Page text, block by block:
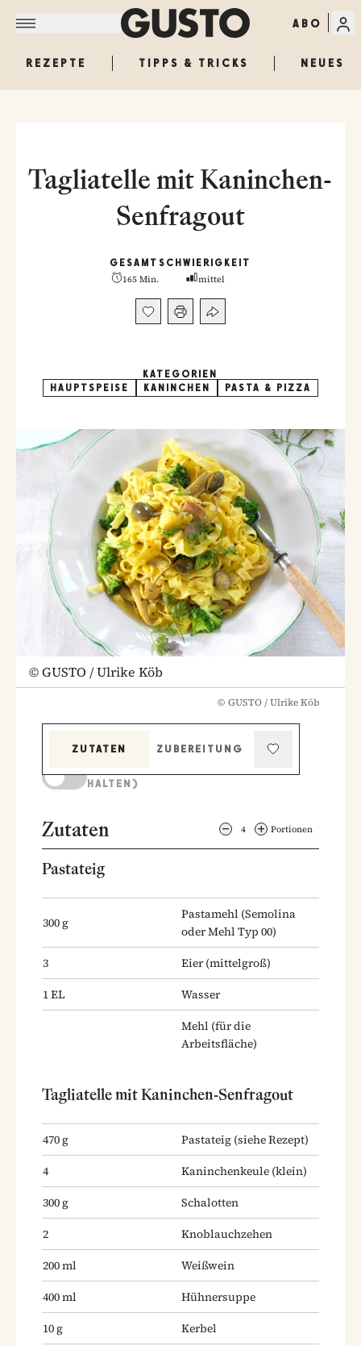
ABO
REZEPTE TIPPS & TRICKS NEUES
Tagliatelle mit Kaninchen-
Senfragout
GESAMT
165 Min.
SCHWIERIGKEIT
mittel
KATEGORIEN
HAUPTSPEISE
KANINCHEN PASTA & PIZZA
©GUSTO / Ulrike Köb
© GUSTO / Ulrike Köb
ZUTATEN
ZUBEREITUNG
HALTEN)
Zutaten 4 Portionen
Pastateig
300g
Pastamehl (Semolina
oder Mehl Typ 00)
3
Eier (mittelgroß)
1EL
Wasser
Mehl (für die
Arbeitsfläche)
Tagliatelle mit Kaninchen-Senfragout
470g Pastateig (siehe Rezept)
4
Kaninchenkeule (klein)
300g
Schalotten
2
Knoblauchzehen
200ml
Weißwein
400ml
Hühnersuppe
10g
Kerbel